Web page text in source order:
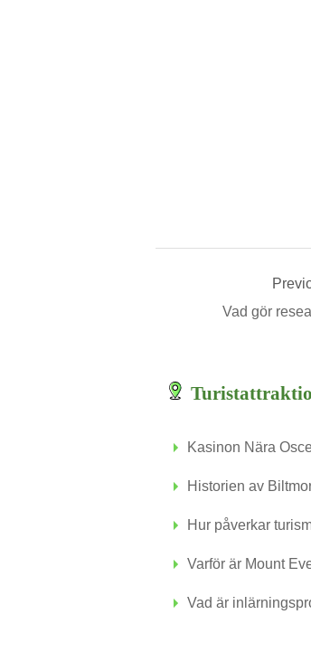
Vad gör
Kasinon Nära
Historien av
Hur påverkar
Varför är Mount
Vad är